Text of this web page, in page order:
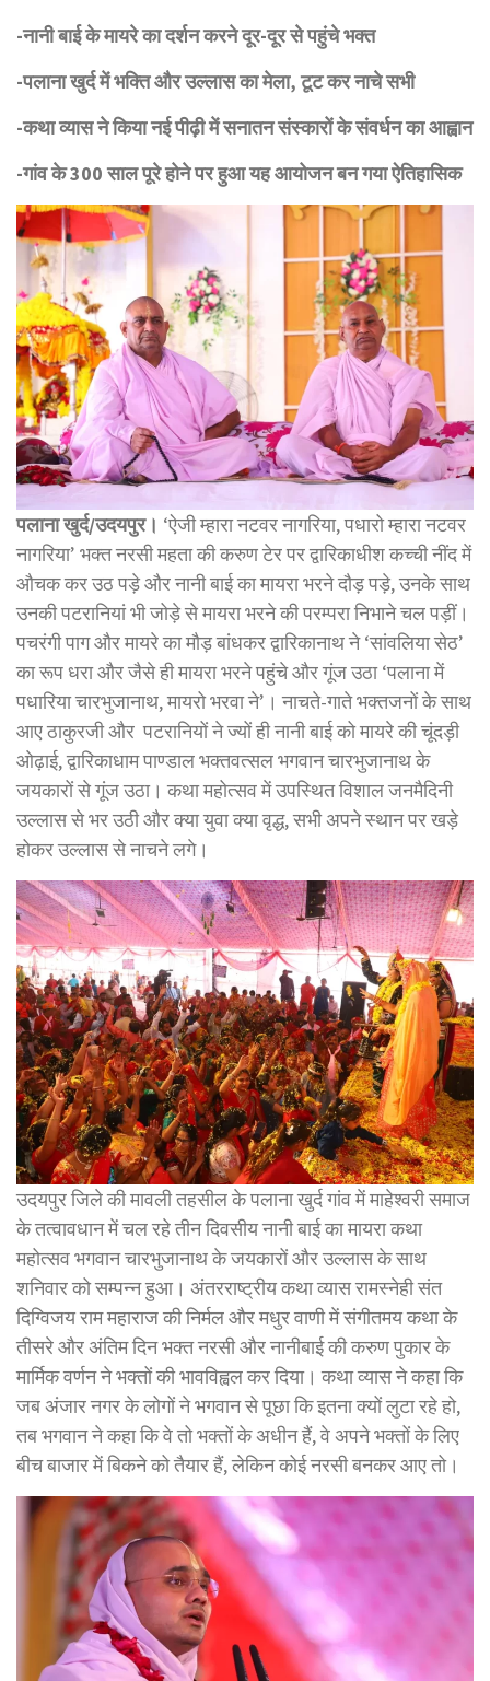
-नानी बाई के मायरे का दर्शन करने दूर-दूर से पहुंचे भक्त
-पलाना खुर्द में भक्ति और उल्लास का मेला, टूट कर नाचे सभी
-कथा व्यास ने किया नई पीढ़ी में सनातन संस्कारों के संवर्धन का आह्वान
-गांव के 300 साल पूरे होने पर हुआ यह आयोजन बन गया ऐतिहासिक
पलाना खुर्द/उदयपुर। ‘ऐजी म्हारा नटवर नागरिया, पधारो म्हारा नटवर
नागरिया’ भक्त नरसी महता की करुण टेर पर द्वारिकाधीश कच्ची नींद में
औचक कर उठ पड़े और नानी बाई का मायरा भरने दौड़ पड़े, उनके साथ
उनकी पटरानियां भी जोड़े से मायरा भरने की परम्परा निभाने चल पड़ीं।
पचरंगी पाग और मायरे का मौड़ बांधकर द्वारिकानाथ ने ‘सांवलिया सेठ’
का रूप धरा और जैसे ही मायरा भरने पहुंचे और गूंज उठा ‘पलाना में
पधारिया चारभुजानाथ, मायरो भरवा ने’। नाचते-गाते भक्तजनों के साथ
आए ठाकुरजी और पटरानियों ने ज्यों ही नानी बाई को मायरे की चूंदड़ी
ओढ़ाई, द्वारिकाधाम पाण्डाल भक्तवत्सल भगवान चारभुजानाथ के
जयकारों से गूंज उठा। कथा महोत्सव में उपस्थित विशाल जनमैदिनी
उल्लास से भर उठी और क्या युवा क्या वृद्ध, सभी अपने स्थान पर खड़े
होकर उल्लास से नाचने लगे।
उदयपुर जिले की मावली तहसील के पलाना खुर्द गांव में माहेश्वरी समाज
के तत्वावधान में चल रहे तीन दिवसीय नानी बाई का मायरा कथा
महोत्सव भगवान चारभुजानाथ के जयकारों और उल्लास के साथ
शनिवार को सम्पन्न हुआ। अंतरराष्ट्रीय कथा व्यास रामस्नेही संत
दिग्विजय राम महाराज की निर्मल और मधुर वाणी में संगीतमय कथा के
तीसरे और अंतिम दिन भक्त नरसी और नानीबाई की करुण पुकार के
मार्मिक वर्णन ने भक्तों की भावविह्वल कर दिया। कथा व्यास ने कहा कि
जब अंजार नगर के लोगों ने भगवान से पूछा कि इतना क्यों लुटा रहे हो,
तब भगवान ने कहा कि वे तो भक्तों के अधीन हैं, वे अपने भक्तों के लिए
बीच बाजार में बिकने को तैयार हैं, लेकिन कोई नरसी बनकर आए तो।